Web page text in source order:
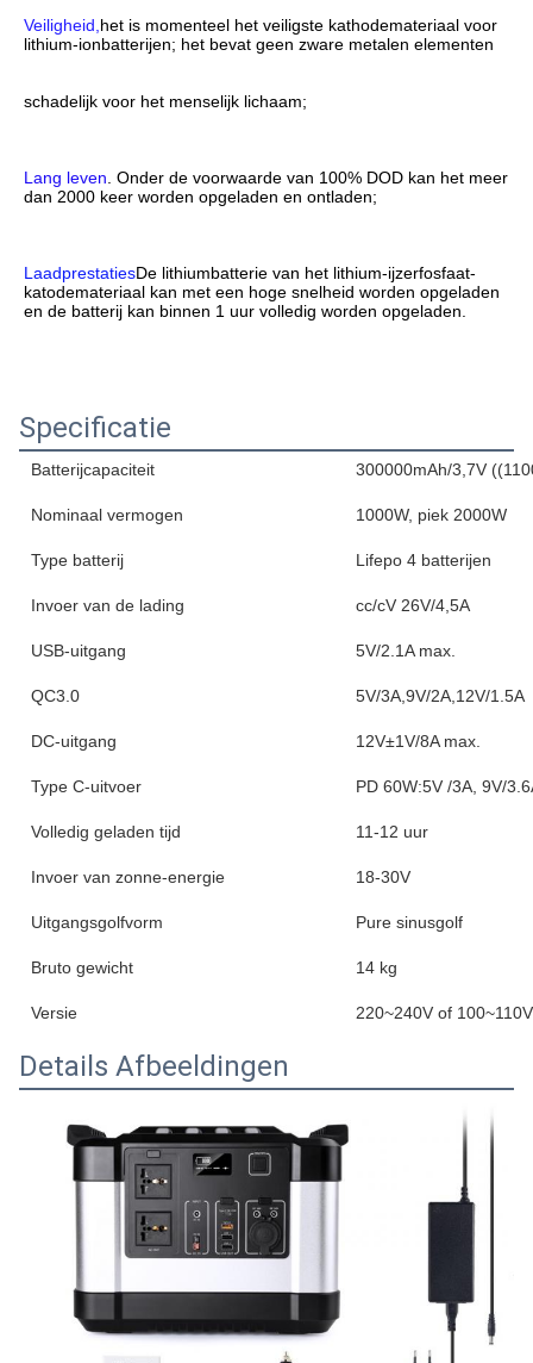
Veiligheid, het is momenteel het veiligste kathodemateriaal voor
lithium-ionbatterijen; het bevat geen zware metalen elementen
schadelijk voor het menselijk lichaam;
Lang leven . Onder de voorwaarde van 100% DOD kan het meer
dan 2000 keer worden opgeladen en ontladen;
LaadprestatiesDe lithiumbatterie van het lithium-ijzerfosfaat-
katodemateriaal kan met een hoge snelheid worden opgeladen
en de batterij kan binnen 1 uur volledig worden opgeladen.
Specificatie
Batterijcapaciteit 300000mAh/3,7V
Nominaal vermogen 1000W, piek 2000W
Type batterij Lifepo 4 batterijen
Invoer van de lading cc/cV 26V/4,5A
USB-uitgang 5V/2.1A max.
QC3.0 5V/3A,9V/2A,12V/1.5A
DC-uitgang 12V±1V/8A max.
Type C-uitvoer PD 60W:5V /3A, 9V/
Volledig geladen tijd 11-12 uur
Invoer van zonne-energie 18-30V
Uitgangsgolfvorm Pure sinusgolf
Bruto gewicht 14 kg
Versie 220~240V of
Details Afbeeldingen